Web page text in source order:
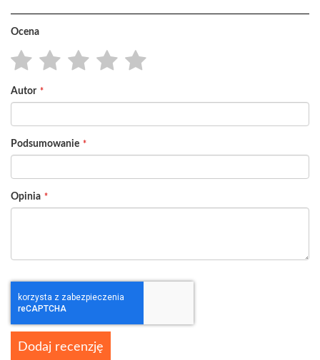
Ocena
star
stars
stars
stars
stars
Autor
Podsumowanie
Opinia
Dodaj recenzję